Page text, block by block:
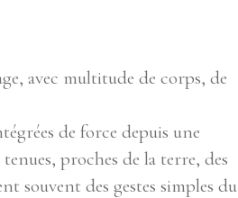
avec multitude de corps, de
de force depuis une
proches de la terre, des
souvent des gestes simples du